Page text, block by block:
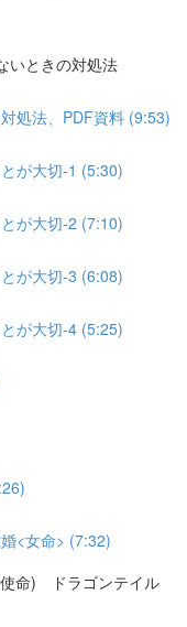
いときの対処法
処法、PDF資料 (9:53)
が大切-1 (5:30)
が大切-2 (7:10)
が大切-3 (6:08)
が大切-4 (5:25)
<女命> (7:32)
使命) ドラゴンテイル